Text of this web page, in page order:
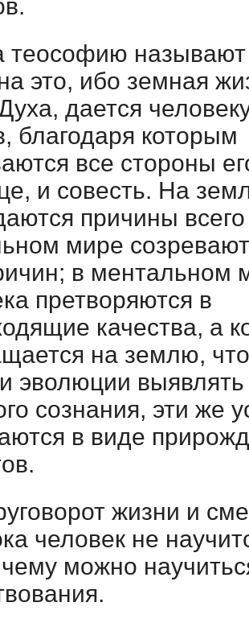
теософию
это, ибо земная
дается
благодаря которым
все стороны
и совесть. На
причины
мире
в ментальном
претворяются в
качества, а
на землю,
эволюции
сознания, эти же
в виде
жизни и
человек не
можно